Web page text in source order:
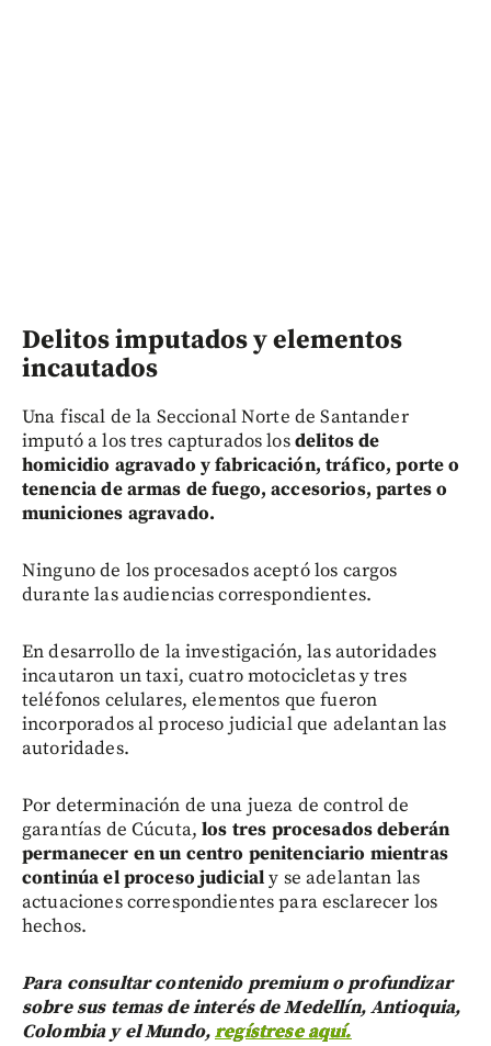
Delitos imputados y elementos
incautados
Una fiscal de la Seccional Norte de Santander
imputó a los tres capturados losdelitos de
homicidio agravado y fabricación, tráfico, porte o
tenencia de armas de fuego, accesorios, partes o
municiones agravado.
Ninguno de los procesados aceptó los cargos
durante las audiencias correspondientes.
En desarrollo de la investigación, las autoridades
incautaron un taxi, cuatro motocicletas y tres
teléfonos celulares, elementos que fueron
incorporados al proceso judicial que adelantan las
autoridades.
Por determinación de una jueza de control de
garantías de Cúcuta, los tres procesados deberán
permanecer en un centro penitenciario mientras
continúa el proceso judicialy se adelantan las
actuaciones correspondientes para esclarecer los
hechos.
Para consultar contenido premium o profundizar
sobre sus temas de interés de Medellín, Antioquia,
Colombia y el Mundo,regístrese aquí.